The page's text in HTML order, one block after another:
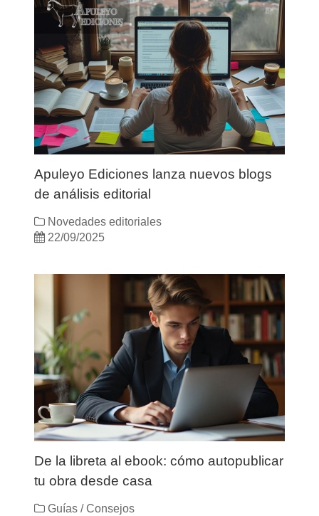
Apuleyo Ediciones lanza nuevos blogs
de análisis editorial
Novedades editoriales
22/09/2025
De la libreta al ebook: cómo autopublicar
tu obra desde casa
Guías / Consejos